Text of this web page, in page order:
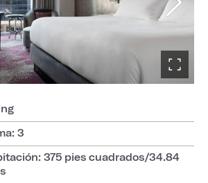
3
375 pies cuadrados/34.84